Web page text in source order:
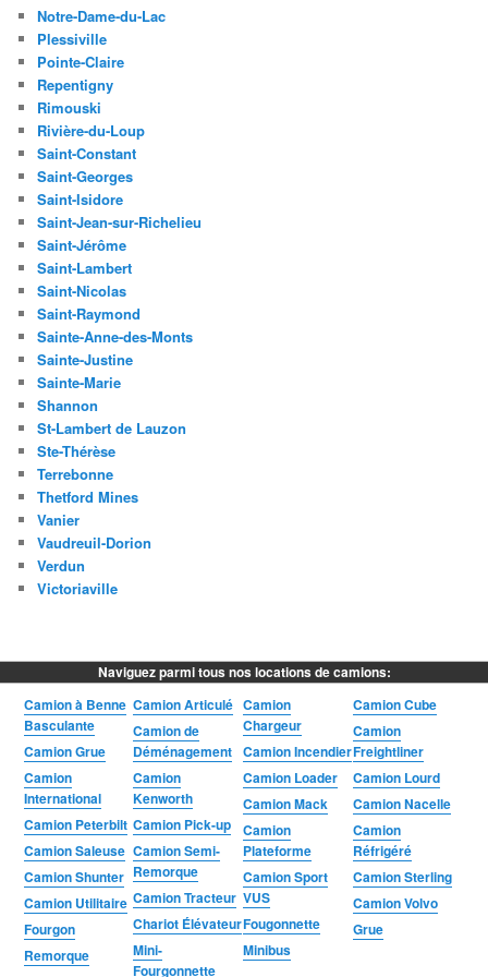
Notre-Dame-du-Lac
Plessiville
Pointe-Claire
Repentigny
Rimouski
Rivière-du-Loup
Saint-Constant
Saint-Georges
Saint-Isidore
Saint-Jean-sur-Richelieu
Saint-Jérôme
Saint-Lambert
Saint-Nicolas
Saint-Raymond
Sainte-Anne-des-Monts
Sainte-Justine
Sainte-Marie
Shannon
St-Lambert de Lauzon
Ste-Thérèse
Terrebonne
Thetford Mines
Vanier
Vaudreuil-Dorion
Verdun
Victoriaville
Naviguez parmi tous nos locations de camions:
Camion à Benne
Basculante
Camion Articulé Camion
Chargeur
Camion Cube
Camion de
Déménagement
Camion
Freightliner
Camion Grue
Camion Incendier
Camion
International
Camion
Kenworth
Camion Loader
Camion Lourd
Camion Mack
Camion Nacelle
Camion Peterbilt Camion Pick-up
Camion
Plateforme
Camion
Réfrigéré
Camion Saleuse Camion Semi-
Remorque
Camion Shunter
Camion Sport
VUS
Camion Sterling
Camion Tracteur
Camion Utilitaire
Camion Volvo
Chariot ÉlévateurFougonnette
Fourgon
Grue
Mini-
Fourgonnette
Minibus
Remorque